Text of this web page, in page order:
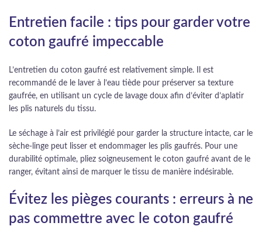
Entretien facile : tips pour garder votre
coton gaufré impeccable
L’entretien du coton gaufré est relativement simple. Il est
recommandé de le laver à l’eau tiède pour préserver sa texture
gaufrée, en utilisant un cycle de lavage doux afin d’éviter d’aplatir
les plis naturels du tissu.
Le séchage à l’air est privilégié pour garder la structure intacte, car le
sèche-linge peut lisser et endommager les plis gaufrés. Pour une
durabilité optimale, pliez soigneusement le coton gaufré avant de le
ranger, évitant ainsi de marquer le tissu de manière indésirable.
Évitez les pièges courants : erreurs à ne
pas commettre avec le coton gaufré